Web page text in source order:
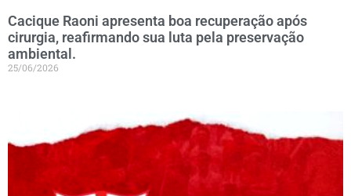
Cacique Raoni apresenta boa recuperação após
cirurgia, reafirmando sua luta pela preservação
ambiental.
25/06/2026